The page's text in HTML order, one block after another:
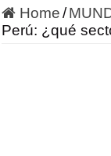
HONOR
Home /
Perú: ¿qué